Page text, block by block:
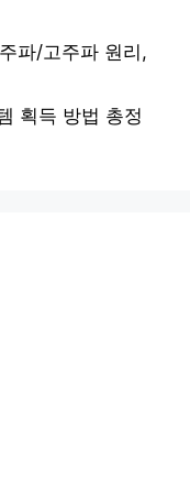
파/고주파 원리,
획득 방법 총정